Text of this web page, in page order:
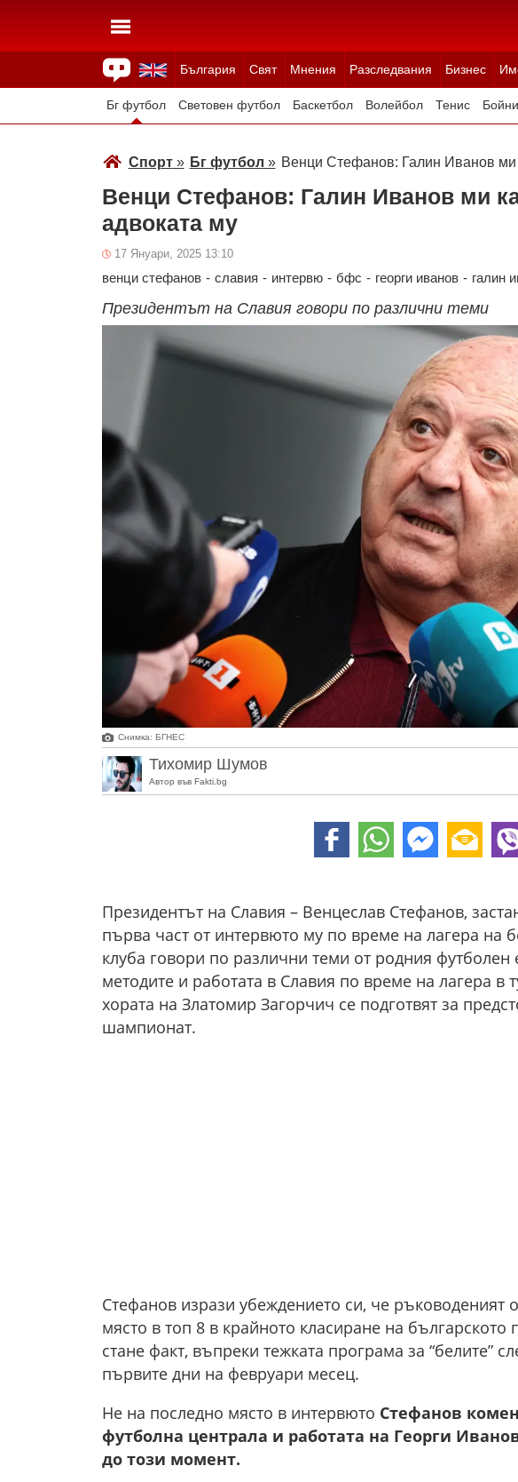
България Свят Мнения Разследвания Бизнес
Здраве Времето Анкети Вицове Куизове
Бг футбол Световен футбол Баскетбол Волейбол Тенис
Спорт» Бг футбол » Венци Стефанов: Галин Иванов ми
Венци Стефанов: Галин Иванов ми
адвоката му
17 Януари, 2025 13:10
венци стефанов - славия - интервю - бфс - георги иванов - галин
Президентът на Славия говори по различни теми
Снимка: БГНЕС
Тихомир Шумов
Автор във Fakti.bg
Президентът на Славия – Венцеслав Стефанов,
първа част от интервюто му по време на лагера на
клуба говори по различни теми от родния футболен
методите и работата в Славия по време на лагера в
хората на Златомир Загорчич се подготвят за
шампионат.
Стефанов изрази убеждението си, че ръководеният
място в топ 8 в крайното класиране на
стане факт, въпреки тежката програма за “белите”
първите дни на февруари месец.
Не на последно място в интервюто Стефанов
футболна централа и работата на Георги
до този момент.